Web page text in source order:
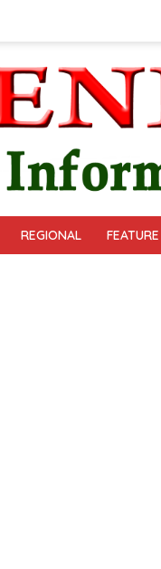
REGIONAL FEATURE